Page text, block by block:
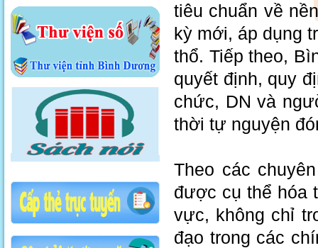
tiêu chuẩn về
kỳ mới, áp dụng
thổ. Tiếp theo,
quyết định, quy
chức, DN và
thời tự nguyện
Theo các
được cụ thể hóa
vực, không chỉ
đạo trong các